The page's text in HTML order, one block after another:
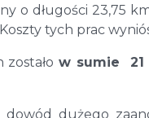
o długości 23,75
tych prac
zostałow sumie 21
dużego